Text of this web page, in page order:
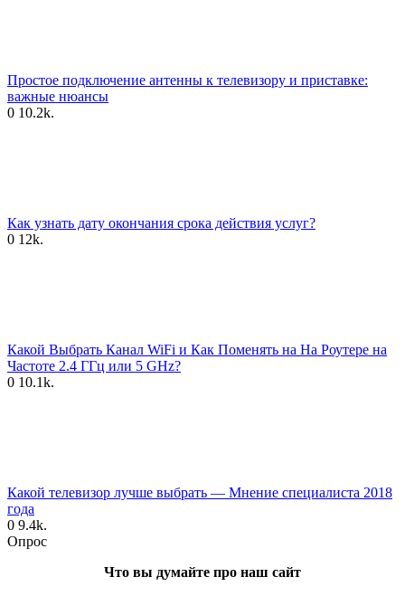
Простое подключение антенны к телевизору и приставке:
важные нюансы
0 10.2k.
Как узнать дату окончания срока действия услуг?
0 12k.
Какой Выбрать Канал WiFi и Как Поменять на На Роутере на
Частоте 2.4 ГГц или 5 GHz?
0 10.1k.
Какой телевизор лучше выбрать — Мнение специалиста 2018
года
0 9.4k.
Опрос
Что вы думайте про наш сайт